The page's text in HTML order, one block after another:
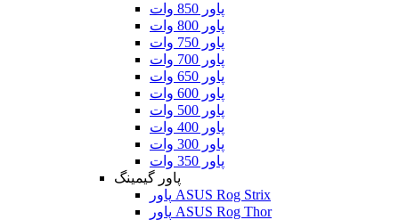
پاور 850 وات
پاور 800 وات
پاور 750 وات
پاور 700 وات
پاور 650 وات
پاور 600 وات
پاور 500 وات
پاور 400 وات
پاور 300 وات
پاور 350 وات
پاور گیمینگ
پاور ASUS Rog Strix
پاور ASUS Rog Thor